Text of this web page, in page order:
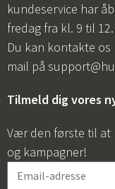
kundeservice har
fredag fra kl. 9 til 12.
Du kan kontakte os
mail på
Tilmeld dig vores
Vær den første til
og kampagner!